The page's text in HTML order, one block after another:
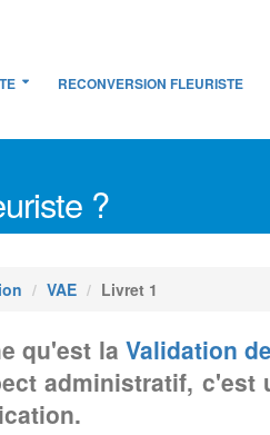
RECONVERSION FLEURISTE
?
VAE Livret 1
qu'est laValidation
administratif,